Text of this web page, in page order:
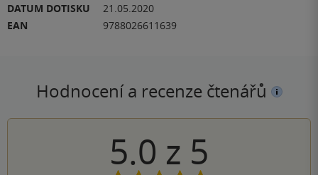
DATUM DOTISKU
21.05.2020
EAN
9788026611639
Hodnocení a recenze čtenářů
5.0 z 5